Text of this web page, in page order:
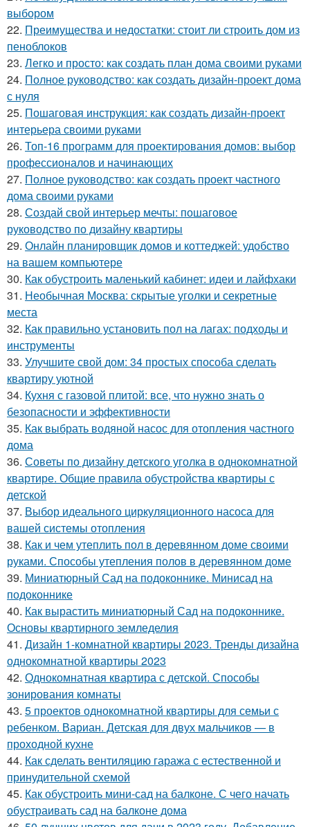
выбором
22. Преимущества и недостатки: стоит ли строить дом из
пеноблоков
23. Легко и просто: как создать план дома своими руками
24. Полное руководство: как создать дизайн-проект дома
с нуля
25. Пошаговая инструкция: как создать дизайн-проект
интерьера своими руками
26. Топ-16 программ для проектирования домов: выбор
профессионалов и начинающих
27. Полное руководство: как создать проект частного
дома своими руками
28. Создай свой интерьер мечты: пошаговое
руководство по дизайну квартиры
29. Онлайн планировщик домов и коттеджей: удобство
на вашем компьютере
30. Как обустроить маленький кабинет: идеи и лайфхаки
31. Необычная Москва: скрытые уголки и секретные
места
32. Как правильно установить пол на лагах: подходы и
инструменты
33. Улучшите свой дом: 34 простых способа сделать
квартиру уютной
34. Кухня с газовой плитой: все, что нужно знать о
безопасности и эффективности
35. Как выбрать водяной насос для отопления частного
дома
36. Советы по дизайну детского уголка в однокомнатной
квартире. Общие правила обустройства квартиры с
детской
37. Выбор идеального циркуляционного насоса для
вашей системы отопления
38. Как и чем утеплить пол в деревянном доме своими
руками. Способы утепления полов в деревянном доме
39. Миниатюрный Сад на подоконнике. Минисад на
подоконнике
40. Как вырастить миниатюрный Сад на подоконнике.
Основы квартирного земледелия
41. Дизайн 1-комнатной квартиры 2023. Тренды дизайна
однокомнатной квартиры 2023
42. Однокомнатная квартира с детской. Способы
зонирования комнаты
43. 5 проектов однокомнатной квартиры для семьи с
ребенком. Вариан. Детская для двух мальчиков — в
проходной кухне
44. Как сделать вентиляцию гаража с естественной и
принудительной схемой
45. Как обустроить мини-сад на балконе. С чего начать
обустраивать сад на балконе дома